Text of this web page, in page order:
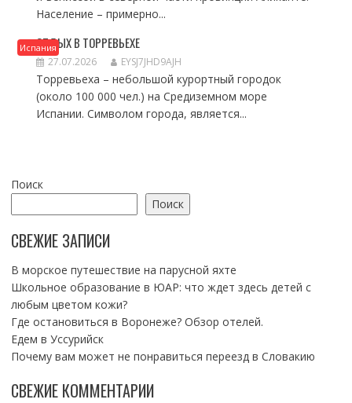
Население – примерно...
Испания
ОТДЫХ В ТОРРЕВЬЕХЕ
27.07.2026 EYSJ7JHD9AJH
Торревьеха – небольшой курортный городок
(около 100 000 чел.) на Средиземном море
Испании. Символом города, является...
Поиск
Поиск
СВЕЖИЕ ЗАПИСИ
В морское путешествие на парусной яхте
Школьное образование в ЮАР: что ждет здесь детей с
любым цветом кожи?
Где остановиться в Воронеже? Обзор отелей.
Едем в Уссурийск
Почему вам может не понравиться переезд в Словакию
СВЕЖИЕ КОММЕНТАРИИ